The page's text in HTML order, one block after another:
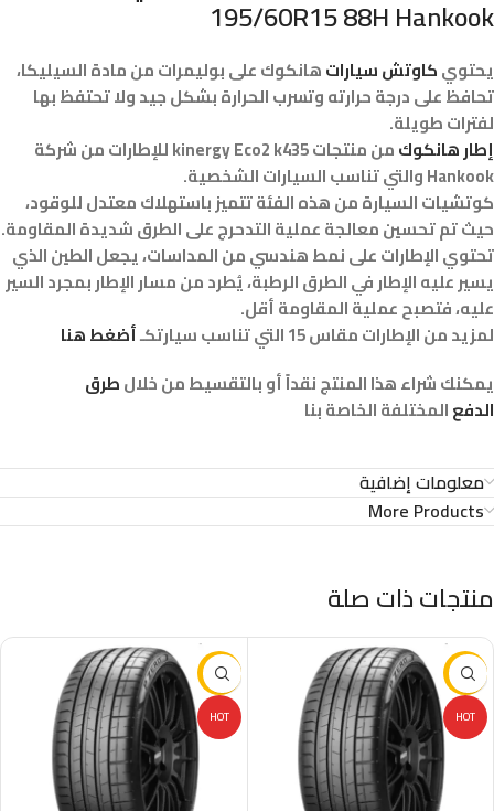
195/60R15 88H Hankook
يحتويكاوتش سياراتهانكوك على بوليمرات من مادة السيليكا،
تحافظ على درجة حرارته وتسرب الحرارة بشكل جيد ولا تحتفظ بها
لفترات طويلة.
إطار هانكوك
من منتجات kinergy Eco2 k435 للإطارات من شركة
Hankook والتي تناسب السيارات الشخصية.
كوتشيات السيارة من هذه الفئة تتميز باستهلاك معتدل للوقود،
حيث تم تحسين معالجة عملية التدحرج على الطرق شديدة المقاومة.
تحتوي الإطارات على نمط هندسي من المداسات، يجعل الطين الذي
يسير عليه الإطار في الطرق الرطبة، يُطرد من مسار الإطار بمجرد السير
عليه، فتصبح عملية المقاومة أقل.
لمزيد من الإطارات مقاس 15 التي تناسب سيارتكـ
أضغط هنا
يمكنك شراء هذا المنتج نقداً أو بالتقسيط من خلالطرق
الدفعالمختلفة الخاصة بنا
معلومات إضافية
More Products
منتجات ذات صلة
-16%
HOT
-16%
HOT